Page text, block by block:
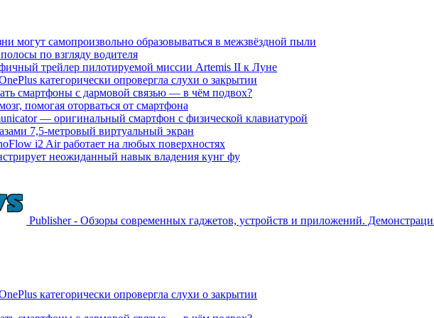
могут самопроизвольно образовываться в межзвёздной пыли
по взгляду водителя
трейлер пилотируемой миссии Artemis II к Луне
категорически опровергла слухи о закрытии
смартфоны с дармовой связью — в чём подвох?
помогая оторваться от смартфона
— оригинальный смартфон с физической клавиатурой
7,5-метровый виртуальный экран
i2 Air работает на любых поверхностях
неожиданный навык владения кунг фу
Publisher - Обзоры современных гаджетов, устройств и приложений.
категорически опровергла слухи о закрытии